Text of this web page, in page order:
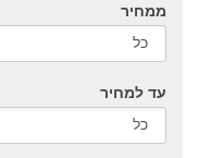
ממחיר
עד למחיר